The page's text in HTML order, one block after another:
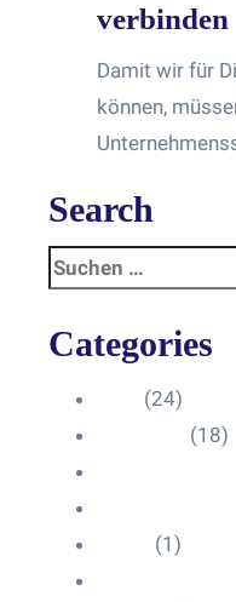
verbinden
Damit wir für
können,
Search
Categories
(24)
(18)
(1)